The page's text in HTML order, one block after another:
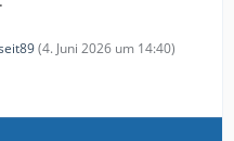
(4. Juni 2026 um 14:40)